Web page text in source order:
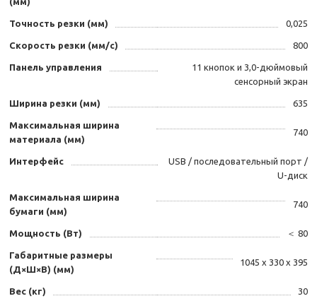
Точность резки (мм) 0,025
Скорость резки (мм/с) 800
Панель управления
11 кнопок и 3,0-дюймовый
сенсорный экран
Ширина резки (мм) 635
Максимальная ширина
материала (мм)
740
Интерфейс
USB / последовательный порт /
U-диск
Максимальная ширина
бумаги (мм)
740
Мощность (Вт) ＜ 80
Габаритные размеры
(Д×Ш×В) (мм)
1045 х 330 х 395
Вес (кг) 30